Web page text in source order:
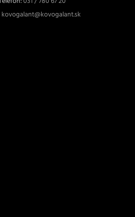
kovogalant@kovogalant.sk